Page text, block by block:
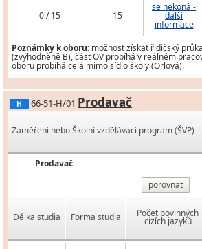
0 / 15 15
se nekoná -
další
informace
Poznámky k oboru: možnost získat řidičský
(zvýhodněně B), část OV probíhá v reálném
oboru probíhá celá mimo sídlo školy (Orlová).
H 66-51-H/01 Prodavač
Zaměření nebo Školní vzdělávací program (ŠVP)
Prodavač
porovnat
Délka studia Forma studia Počet povinných
cizích jazyků